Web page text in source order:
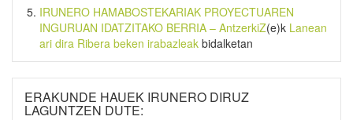
IRUNERO HAMABOSTEKARIAK PROYECTUAREN
INGURUAN IDATZITAKO BERRIA – AntzerkiZ(e)k Lanean
ari dira Ribera beken irabazleak bidalketan
ERAKUNDE HAUEK IRUNERO DIRUZ
LAGUNTZEN DUTE: